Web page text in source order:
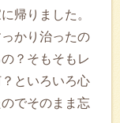
帰りました。
かり治ったの
？そもそもレ
といろいろ心
でそのまま忘